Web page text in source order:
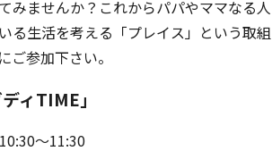
みませんか？これからパパやママなる人
る生活を考える「プレイス」という取組
ご参加下さい。
ィTIME」
～11:30